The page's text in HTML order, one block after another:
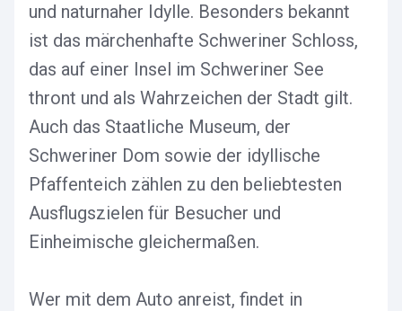
und naturnaher Idylle. Besonders bekannt
ist das märchenhafte Schweriner Schloss,
das auf einer Insel im Schweriner See
thront und als Wahrzeichen der Stadt gilt.
Auch das Staatliche Museum, der
Schweriner Dom sowie der idyllische
Pfaffenteich zählen zu den beliebtesten
Ausflugszielen für Besucher und
Einheimische gleichermaßen.
Wer mit dem Auto anreist, findet in